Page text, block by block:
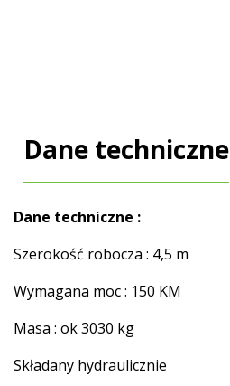
Dane techniczne
Dane techniczne :
Szerokość robocza : 4,5 m
Wymagana moc : 150 KM
Masa : ok 3030 kg
Składany hydraulicznie